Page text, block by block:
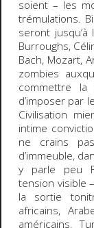
soient – les
trémulations.
seront
Burroughs,
Bach, Mozart,
zombies
commettre
d’imposer par
Civilisation
intime
ne crains
d’immeuble,
y parle peu
tension visible
la sortie
africains,
américains,